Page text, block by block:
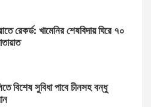
রেকর্ড: খামেনির শেষবিদায় ঘিরে ৭০
বিশেষ সুবিধা পাবে চীনসহ বন্ধু